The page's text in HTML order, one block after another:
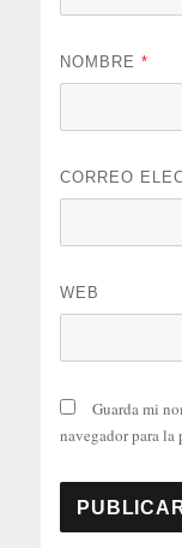
NOMBRE*
CORREO
WEB
Guarda mi
navegador para